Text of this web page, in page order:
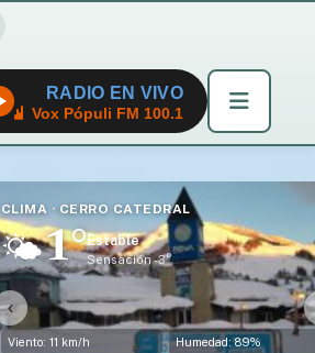
RADIO EN VIVO
Vox Pópuli FM 100.1
CLIMA · DINA HUAPI
⛅3°Parcialmente Nublado
Sensación -2°
Viento: 16 km/h Humedad: 75%
‹